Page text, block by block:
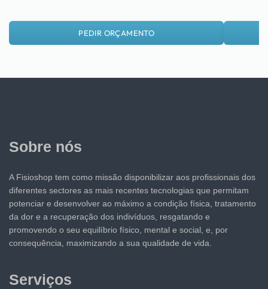
PEDIR ORÇAMENTO
Sobre nós
A Fisioshop tem como missão disponibilizar aos profissionais dos
diferentes sectores as mais recentes tecnologias que permitam
potenciar e desenvolver ao máximo a condição física, tratamento
da dor e a recuperação dos indivíduos, resgatando e
promovendo o seu equilíbrio físico, mental e social, e, por
consequência, maximizando a sua qualidade de vida.
Serviços